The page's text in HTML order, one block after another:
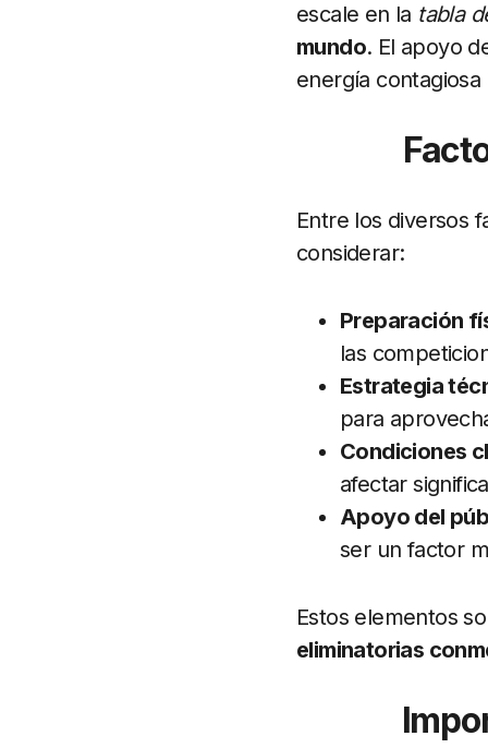
escale en la tabla
mundo. El apoyo
energía
Entre los diversos
considerar:
Preparación
las
Estrategia
para
Condiciones
afectar
Apoyo del
ser un factor
Estos elementos
eliminatorias